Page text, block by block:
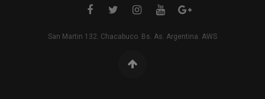
San Martin 132. Chacabuco. Bs. As. Argentina. AWS